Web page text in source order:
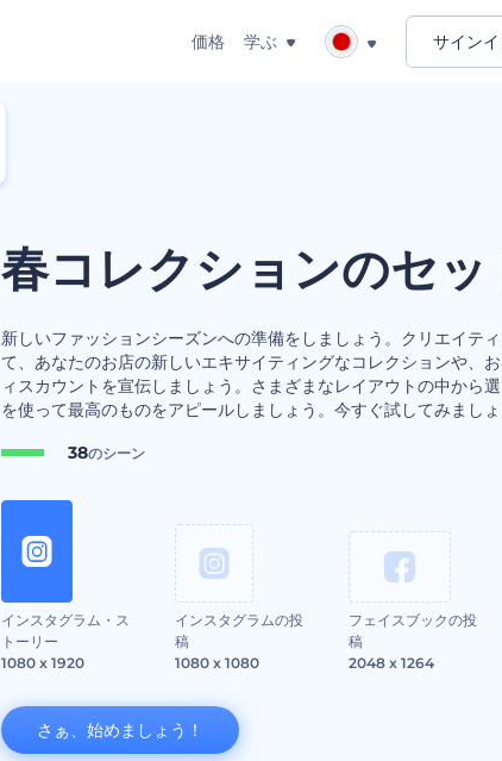
価格 学ぶ サイン
春コレクションのセッ
新しいファッションシーズンへの準備をしましょう。クリエイテ
て、あなたのお店の新しいエキサイティングなコレクションや、
ィスカウントを宣伝しましょう。さまざまなレイアウトの中から
を使って最高のものをアピールしましょう。今すぐ試してみましょ
38のシーン
インスタグラム・ス
トーリー
1080 x 1920
インスタグラムの投
稿
1080 x 1080
フェイスブックの投
稿
2048 x 1264
さぁ、始めましょう！